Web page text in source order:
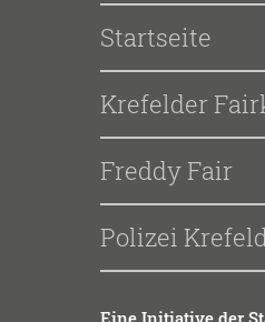
Startseite
Krefelder
Freddy Fair
Polizei